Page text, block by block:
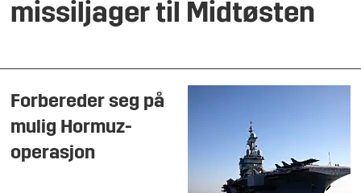
missiljager til Midtøsten
Forbereder seg på
mulig Hormuz-
operasjon